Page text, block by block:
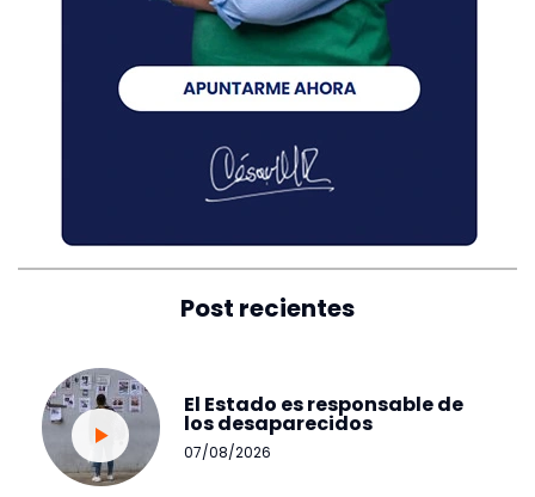
Post recientes
El Estado es responsable de
los desaparecidos
07/08/2026